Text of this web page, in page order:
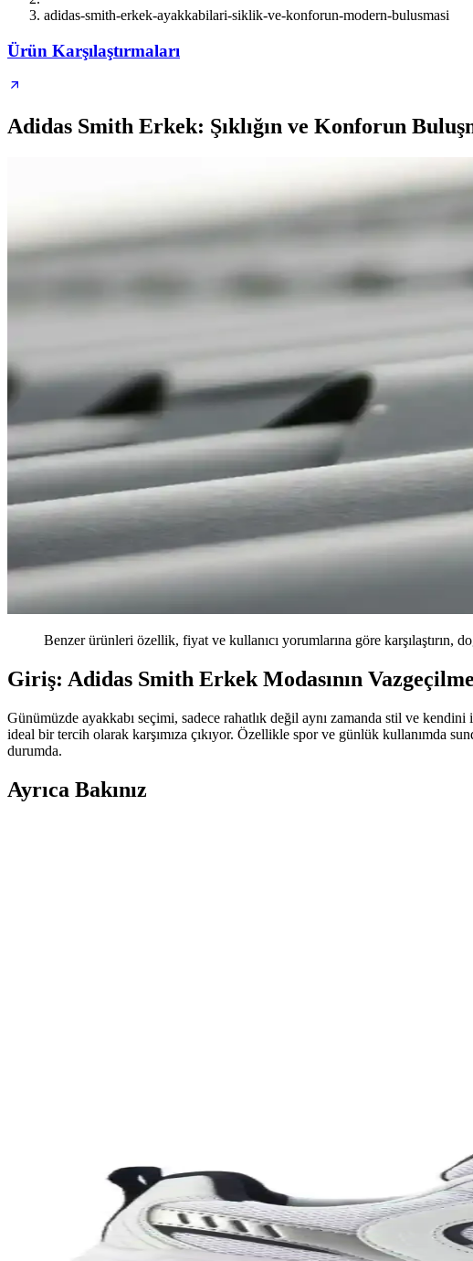
adidas-smith-erkek-ayakkabilari-siklik-ve-konforun-modern-bulusmasi
Ürün Karşılaştırmaları
Adidas Smith Erkek: Şıklığın ve Konforun
Benzer ürünleri özellik, fiyat ve kullanıcı yorumlarına göre karşılaştırın,
Giriş: Adidas Smith Erkek Modasının
Günümüzde ayakkabı seçimi, sadece rahatlık değil aynı zamanda stil ve
ideal bir tercih olarak karşımıza çıkıyor. Özellikle spor ve günlük kullanımda
durumda.
Ayrıca Bakınız
Nike Air Force 1, ikonik tasarımı ve teknolojik özellikleriyle spor ve günlük
Nike Team Hustle: Çok Yönlü Spor ve Günlük Kullanım İçin
Nike Team Hustle ayakkabıları, dayanıklılık, şıklık ve konforu bir arada